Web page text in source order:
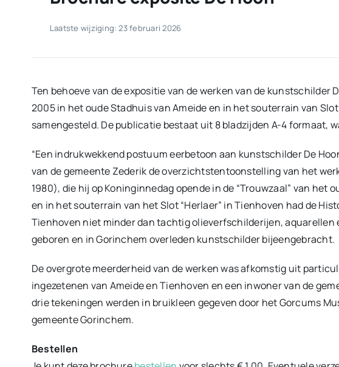
Laatste wijziging: 23 februari 2026
Ten behoeve van de expositie van de werken van de kunstschilder
2005 in het oude Stadhuis van Ameide en in het souterrain van
samengesteld. De publicatie bestaat uit 8 bladzijden A-4 formaat,
“Een indrukwekkend postuum eerbetoon aan kunstschilder De
van de gemeente Zederik de overzichtstentoonstelling van het
1980), die hij op Koninginnedag opende in de “Trouwzaal” van het
en in het souterrain van het Slot “Herlaer” in Tienhoven had de
Tienhoven niet minder dan tachtig olieverfschilderijen, aquarellen
geboren en in Gorinchem overleden kunstschilder bijeengebracht.
De overgrote meerderheid van de werken was afkomstig uit
ingezetenen van Ameide en Tienhoven en een inwoner van de
drie tekeningen werden in bruikleen gegeven door het Gorcums
gemeente Gorinchem.
Bestellen